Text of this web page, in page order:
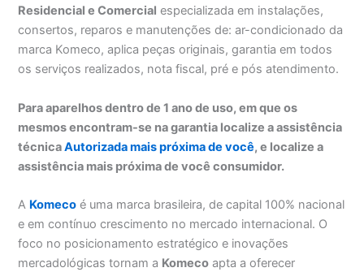
Residencial e Comercial especializada em instalações,
consertos, reparos e manutenções de: ar-condicionado da
marca Komeco, aplica peças originais, garantia em todos
os serviços realizados, nota fiscal, pré e pós atendimento.
Para aparelhos dentro de 1 ano de uso, em que os
mesmos encontram-se na garantia localize a assistência
técnicaAutorizada mais próxima de você, e localize a
assistência mais próxima de você consumidor.
A Komeco é uma marca brasileira, de capital 100% nacional
e em contínuo crescimento no mercado internacional. O
foco no posicionamento estratégico e inovações
mercadológicas tornam a Komeco apta a oferecer